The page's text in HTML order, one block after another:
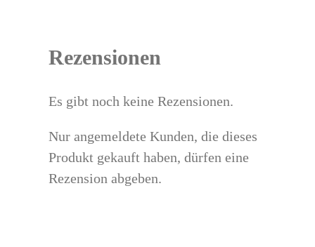
Rezensionen
Es gibt noch keine Rezensionen.
Nur angemeldete Kunden, die dieses
Produkt gekauft haben, dürfen eine
Rezension abgeben.